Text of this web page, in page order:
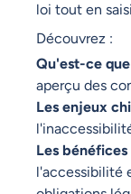
loi tout en
Découvrez :
Qu'est-ce
aperçu des
Les enjeux
Les
l'accessibilité